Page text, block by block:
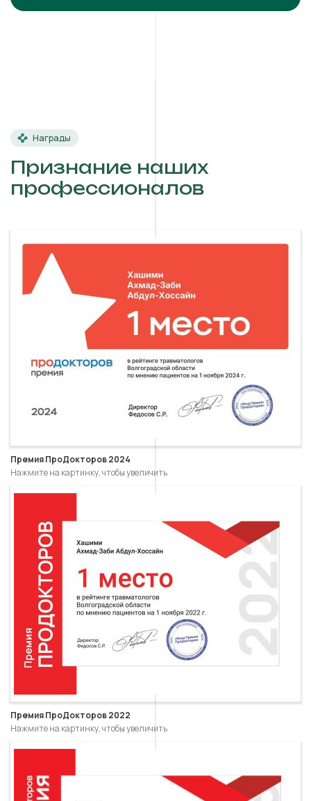
Награды
Признание наших
профессионалов
Премия ПроДокторов 2024
Нажмите на картинку, чтобы увеличить
Премия ПроДокторов 2022
Нажмите на картинку, чтобы увеличить